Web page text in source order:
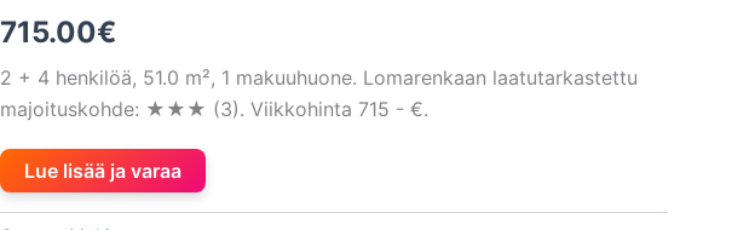
715.00€
2 + 4 henkilöä, 51.0 m², 1 makuuhuone. Lomarenkaan laatutarkastettu
majoituskohde: ★★★ (3). Viikkohinta 715 - €.
Lue lisää ja varaa